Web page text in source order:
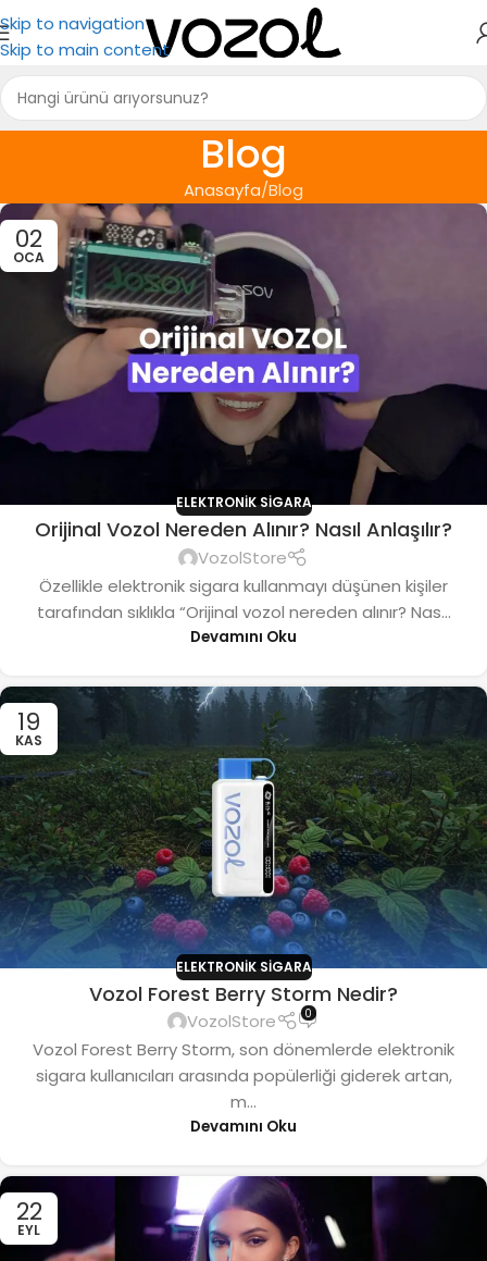
Skip to navigation
Skip to main content
Blog
Anasayfa Blog
02
OCA
ELEKTRONIK SIGARA
Orijinal Vozol Nereden Alınır? Nasıl Anlaşılır?
VozolStore
Özellikle elektronik sigara kullanmayı düşünen kişiler
tarafından sıklıkla “Orijinal vozol nereden alınır? Nas...
Devamını Oku
19
KAS
ELEKTRONIK SIGARA
Vozol Forest Berry Storm Nedir?
VozolStore 0
Vozol Forest Berry Storm, son dönemlerde elektronik
sigara kullanıcıları arasında popülerliği giderek artan,
m...
Devamını Oku
22
EYL